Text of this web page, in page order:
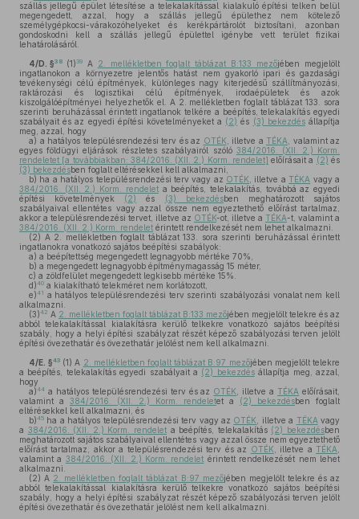
szállás jellegű épület létesítése a telekalakítással kialakuló építési telken belül
megengedett, azzal, hogy a szállás jellegű épülethez nem kötelező
személygépkocsi-várakozóhelyeket és kerékpártárolót biztosítani, azonban
gondoskodni kell a szállás jellegű épülettel igénybe vett terület fizikai
lehatárolásáról.
4/D. §38 (1) 39A 2. mellékletben foglalt táblázat B:133 mezőjében megjelölt
ingatlanokon a környezetre jelentős hatást nem gyakorló ipari és gazdasági
tevékenységi célú építmények, különleges nagy kiterjedésű szállítmányozási,
raktározási és logisztikai célú építmények, irodaépületek és azok
kiszolgálóépítményei helyezhetők el. A 2. mellékletben foglalt táblázat 133. sora
szerinti beruházással érintett ingatlanok telkére a beépítés, telekalakítás egyedi
szabályait és az egyedi építési követelményeket a (2) és (3) bekezdésállapítja
meg, azzal, hogy
a) a hatályos településrendezési terv és az OTÉK , illetve a TÉKA , valamint az
egyes földügyi eljárások részletes szabályairól szóló 384/2016. (XII. 2.) Korm.
rendeletet [a továbbiakban: 384/2016. (XII. 2.) Korm. rendelet] előírásait a (2) és
(3) bekezdésben foglalt eltérésekkel kell alkalmazni,
b) ha a hatályos településrendezési terv vagy az OTÉK , illetve a TÉKA vagy a
384/2016. (XII. 2.) Korm. rendeleta beépítés, telekalakítás, továbbá az egyedi
építési követelmények (2) és (3) bekezdésben meghatározott sajátos
szabályaival ellentétes vagy azzal össze nem egyeztethető előírást tartalmaz,
akkor a településrendezési tervet, illetve az OTÉK-ot, illetve a TÉKA-t, valamint a
384/2016. (XII. 2.) Korm. rendelet érintett rendelkezését nem lehet alkalmazni.
(2) A 2. mellékletben foglalt táblázat 133. sora szerinti beruházással érintett
ingatlanokra vonatkozó sajátos beépítési szabályok:
a) a beépítettség megengedett legnagyobb mértéke 70%,
b) a megengedett legnagyobb építménymagasság 15 méter,
c) a zöldfelület megengedett legkisebb mértéke 15%.
d)40 a kialakítható telekméret nem korlátozott,
e)41 a hatályos településrendezési terv szerinti szabályozási vonalat nem kell
alkalmazni.
(3)42 A 2. mellékletben foglalt táblázat B:133 mezőjében megjelölt telekre és az
abból telekalakítással kialakításra kerülő telkekre vonatkozó sajátos beépítési
szabály, hogy a helyi építési szabályzat részét képező szabályozási terven jelölt
építési övezethatár és övezethatár jelölést nem kell alkalmazni.
4/E. §43 (1) A 2. mellékletben foglalt táblázat B:97 mezőjében megjelölt telekre
a beépítés, telekalakítás egyedi szabályait a (2) bekezdésállapítja meg, azzal,
hogy
a)44 a hatályos településrendezési terv és az OTÉK , illetve a TÉKA előírásait,
valamint a 384/2016. (XII. 2.) Korm. rendeletet a (2) bekezdésben foglalt
eltérésekkel kell alkalmazni, és
b)45 ha a hatályos településrendezési terv vagy az OTÉK , illetve a TÉKA vagy
a 384/2016. (XII. 2.) Korm. rendelet a beépítés, telekalakítás (2) bekezdésben
meghatározott sajátos szabályaival ellentétes vagy azzal össze nem egyeztethető
előírást tartalmaz, akkor a településrendezési terv és az OTÉK , illetve a TÉKA
valamint a 384/2016. (XII. 2.) Korm. rendelet érintett rendelkezését nem lehet
alkalmazni.
(2) A 2. mellékletben foglalt táblázat B:97 mezőjében megjelölt telekre és az
abból telekalakítással kialakításra kerülő telkekre vonatkozó sajátos beépítési
szabály, hogy a helyi építési szabályzat részét képező szabályozási terven jelölt
építési övezethatár és övezethatár jelölést nem kell alkalmazni.